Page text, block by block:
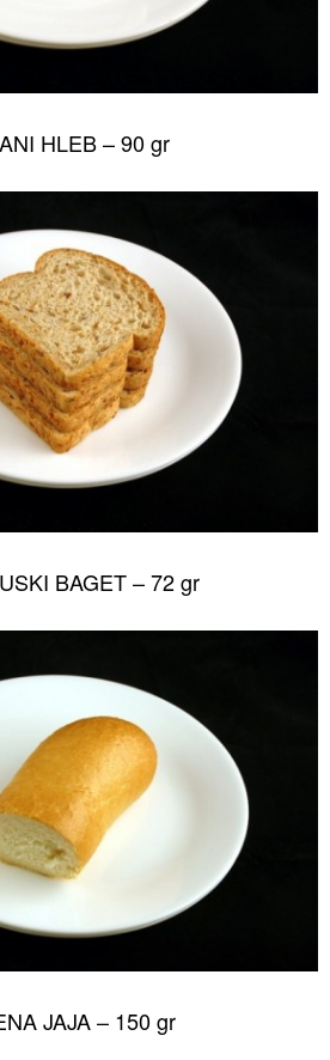
HLEB – 90 gr
BAGET – 72 gr
JAJA – 150 gr